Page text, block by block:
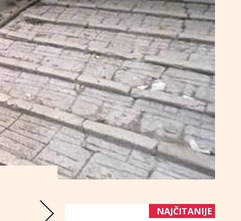
NAJČITANIJE